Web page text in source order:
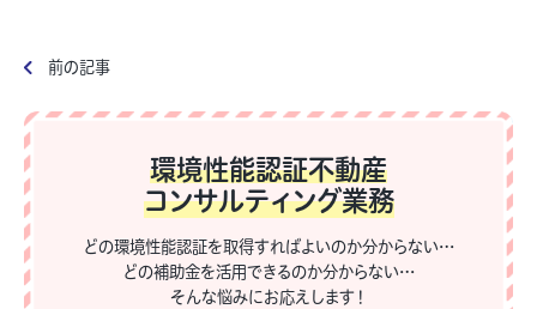
前の記事
環境性能認証不動産
コンサルティング業務
どの環境性能認証を取得すればよいのか分からない…
どの補助金を活用できるのか分からない…
そんな悩みにお応えします！